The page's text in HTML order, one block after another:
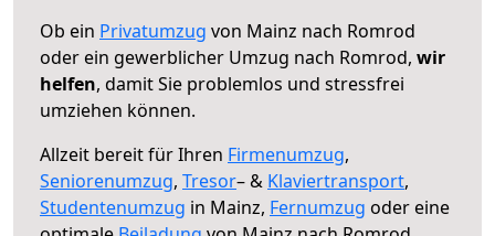
Ob ein Privatumzug von Mainz nach Romrod
oder ein gewerblicher Umzug nach Romrod, wir
helfen, damit Sie problemlos und stressfrei
umziehen können.
Allzeit bereit für Ihren Firmenumzug,
Seniorenumzug, Tresor– & Klaviertransport,
Studentenumzug in Mainz, Fernumzug oder eine